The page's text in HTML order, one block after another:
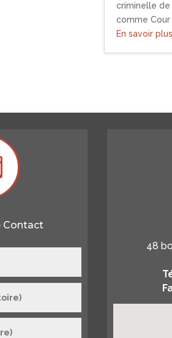
criminelle de
comme Cour
En savoir plus
Contact
48